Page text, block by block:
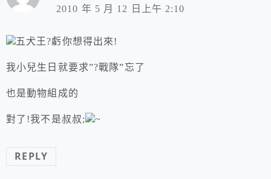
2010 年 5 月 12 日上午 2:10
五犬王?虧你想得出來!
我小兒生日就要求”?戰隊”忘了
也是動物組成的
對了!我不是叔叔; ~
REPLY